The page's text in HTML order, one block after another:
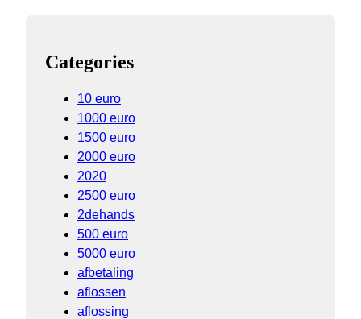
Categories
10 euro
1000 euro
1500 euro
2000 euro
2020
2500 euro
2dehands
500 euro
5000 euro
afbetaling
aflossen
aflossing